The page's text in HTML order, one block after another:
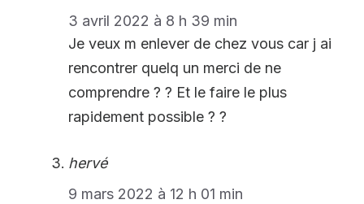
3 avril 2022 à 8 h 39 min
Je veux m enlever de chez vous car j ai
rencontrer quelq un merci de ne
comprendre ? ? Et le faire le plus
rapidement possible ? ?
hervé
9 mars 2022 à 12 h 01 min